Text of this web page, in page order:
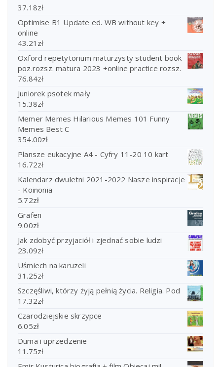
37.18zł
Optimise B1 Update ed. WB without key +
online
43.21 zł
Oxford repetytorium maturzysty student book
poz.rozsz. matura 2023 +online practice rozsz.
76.84zł
Juniorek psotek mały
15.38zł
Memer Memes Hilarious Memes 101 Funny
Memes Best C
354.00zł
Plansze eukacyjne A4 - Cyfry 11-20 10 kart
16.72zł
Kalendarz dwuletni 2021-2022 Nasze inspiracje
- Koinonia
5.72zł
Grafen
9.00zł
Jak zdobyć przyjaciół i zjednać sobie ludzi
23.09zł
Uśmiech na karuzeli
31.25zł
Szczęśliwi, którzy żyją pełnią życia. Religia. Pod
17.32zł
Czarodziejskie skrzypce
6.05zł
Duma i uprzedzenie
11.75zł